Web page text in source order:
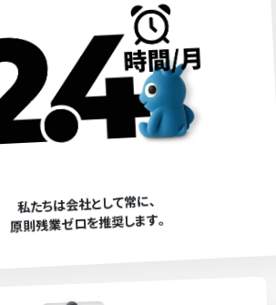
私たちは会社として常に､
原則残業ゼロを推奨します｡